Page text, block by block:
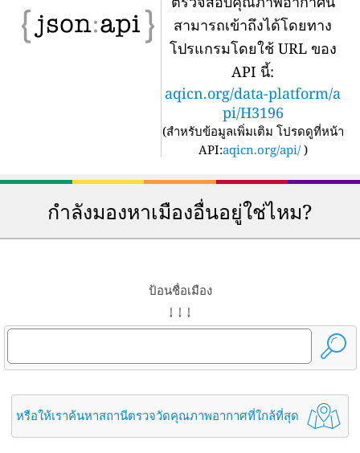
สามารถเข้าถึงได้โดยทาง
โปรแกรมโดยใช้ URL ของ
API นี้:
aqicn.org/data-platform/a
pi/H3196
(สำหรับข้อมูลเพิ่มเติม โปรดดูที่หน้า
API:aqicn.org/api/ )
กำลังมองหาเมืองอื่นอยู่ใช่ไหม?
ป้อนชื่อเมือง
↓ ↓ ↓
หรือให้เราค้นหาสถานีตรวจวัดคุณภาพอากาศที่ใกล้ที่สุด